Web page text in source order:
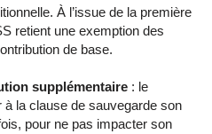
À l’issue de la première
retient une exemption des
de base.
supplémentaire : le
à la clause de sauvegarde son
pour ne pas impacter son